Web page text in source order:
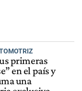
primeras
en el país y
una